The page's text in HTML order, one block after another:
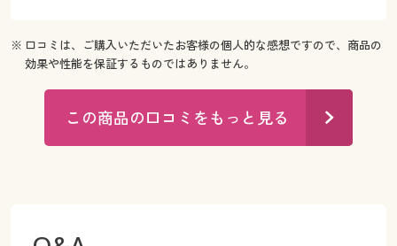
※ 口コミは、ご購入いただいたお客様の個人的な感想ですので、商品の
効果や性能を保証するものではありません。
この商品の口コミをもっと見る